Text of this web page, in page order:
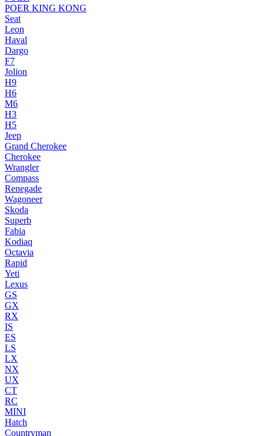
POER KING KONG
Seat
Leon
Haval
Dargo
F7
Jolion
H9
H6
M6
H3
H5
Jeep
Grand Cherokee
Cherokee
Wrangler
Compass
Renegade
Wagoneer
Skoda
Superb
Fabia
Kodiaq
Octavia
Rapid
Yeti
Lexus
GS
GX
RX
IS
ES
LS
LX
NX
UX
CT
RC
MINI
Hatch
Countryman